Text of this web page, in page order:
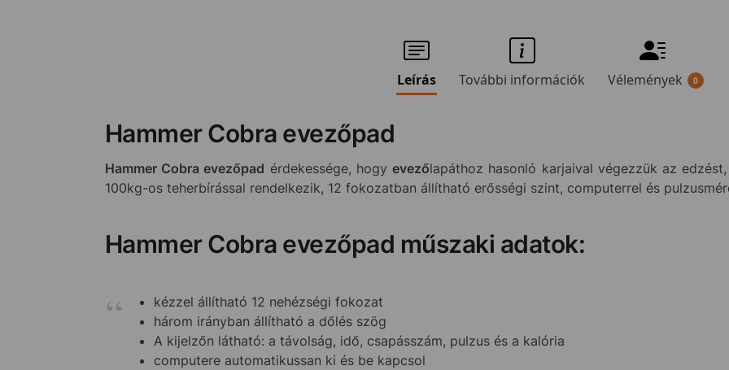
Leírás További információk Vélemények 0
Hammer Cobra evezőpad
Hammer Cobra evezőpad érdekessége, hogyevezőlapáthoz hasonló karjaival végezzük az
100kg-os teherbírással rendelkezik, 12 fokozatban állítható erősségi szint, computerrel és
Hammer Cobra evezőpad műszaki adatok:
kézzel állítható 12 nehézségi fokozat
három irányban állítható a dőlés szög
A kijelzőn látható: a távolság, idő, csapásszám, pulzus és a kalória
computere automatikussan ki és be kapcsol